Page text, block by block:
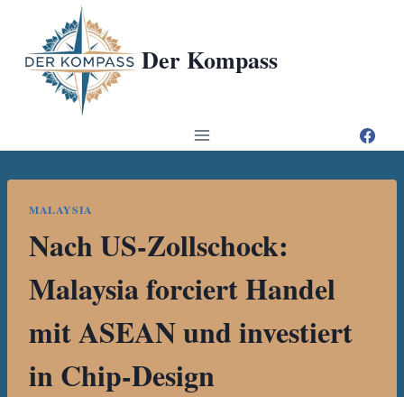
springen
Der Kompass
MALAYSIA
Nach US-Zollschock:
Malaysia forciert Handel
mit ASEAN und investiert
in Chip-Design